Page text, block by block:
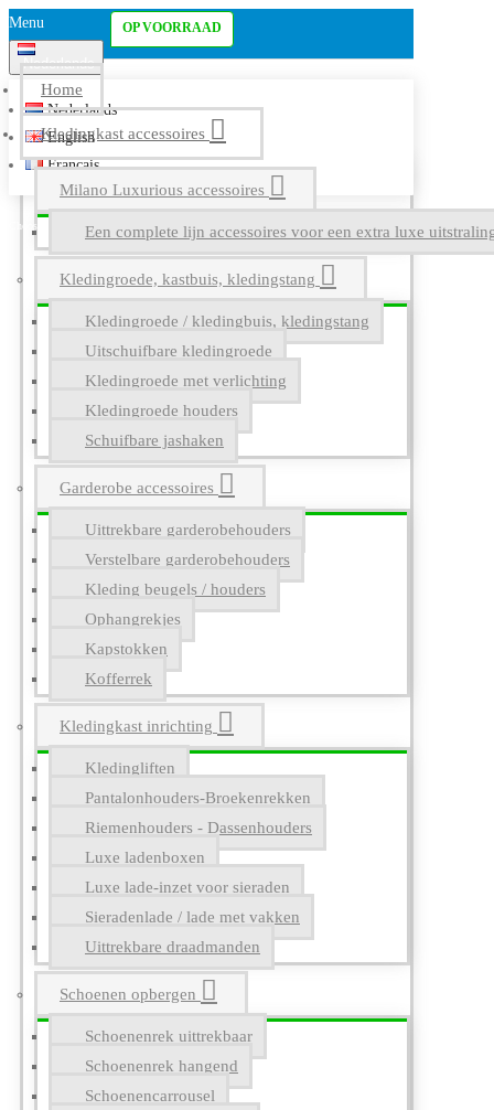
Menu
Nederlands
Nederlands
English
Français
Home
Kledingkast accessoires
Milano Luxurious accessoires
Een complete lijn accessoires voor een extra luxe
Kledingroede, kastbuis, kledingstang
Kledingroede / kledingbuis, kledingstang
Uitschuifbare kledingroede
Kledingroede met verlichting
Kledingroede houders
Schuifbare jashaken
Garderobe accessoires
Uittrekbare garderobehouders
Verstelbare garderobehouders
Kleding beugels / houders
Ophangrekjes
Kapstokken
Kofferrek
Kledingkast inrichting
Kledingliften
Pantalonhouders-Broekenrekken
Riemenhouders - Dassenhouders
Luxe ladenboxen
Luxe lade-inzet voor sieraden
Sieradenlade / lade met vakken
Uittrekbare draadmanden
Schoenen opbergen
Schoenenrek uittrekbaar
Schoenenrek hangend
Schoenencarrousel
OP VOORRAAD